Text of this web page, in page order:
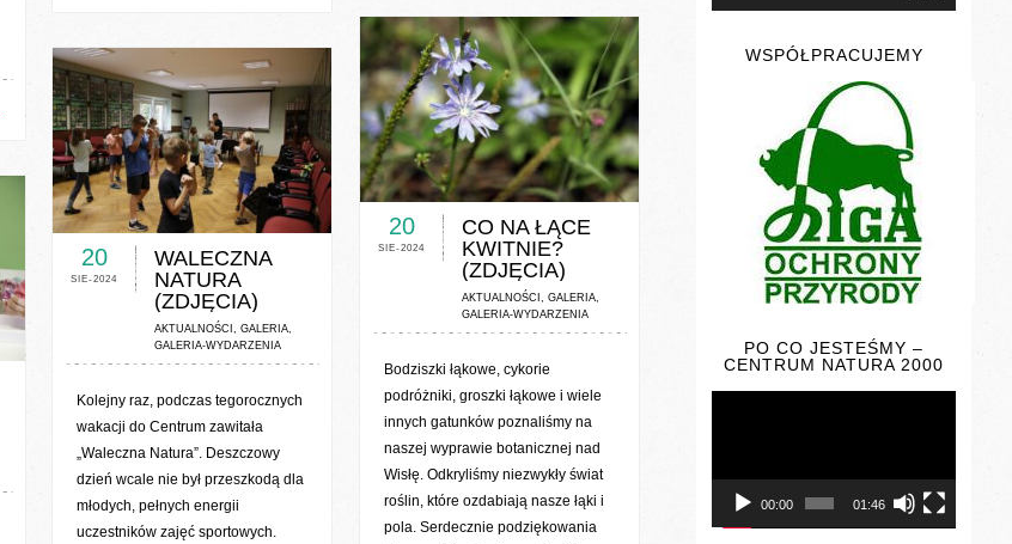
WSPÓŁPRACUJEMY
PO CO JESTEŚMY –
CENTRUM NATURA 2000
00:00 01:46
0 COMMENTS / 0 VOTES
20
SIE-2024
CO NA ŁĄCE
KWITNIE?
(ZDJĘCIA)
AKTUALNOŚCI , GALERIA,
GALERIA-WYDARZENIA
Bodziszki łąkowe, cykorie
podróżniki, groszki łąkowe i wiele
innych gatunków poznaliśmy na
naszej wyprawie botanicznej nad
Wisłę. Odkryliśmy niezwykły świat
roślin, które ozdabiają nasze łąki i
pola. Serdecznie podziękowania
0 COMMENTS / 0 VOTES
20
SIE-2024
WALECZNA
NATURA
(ZDJĘCIA)
AKTUALNOŚCI , GALERIA,
GALERIA-WYDARZENIA
Kolejny raz, podczas tegorocznych
wakacji do Centrum zawitała
„Waleczna Natura”. Deszczowy
dzień wcale nie był przeszkodą dla
młodych, pełnych energii
uczestników zajęć sportowych.